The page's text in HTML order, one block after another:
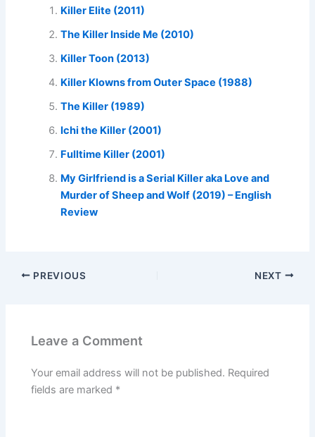
Killer Elite (2011)
The Killer Inside Me (2010)
Killer Toon (2013)
Killer Klowns from Outer Space (1988)
The Killer (1989)
Ichi the Killer (2001)
Fulltime Killer (2001)
My Girlfriend is a Serial Killer aka Love and
Murder of Sheep and Wolf (2019) – English
Review
PREVIOUS NEXT
Leave a Comment
Your email address will not be published. Required
fields are marked *